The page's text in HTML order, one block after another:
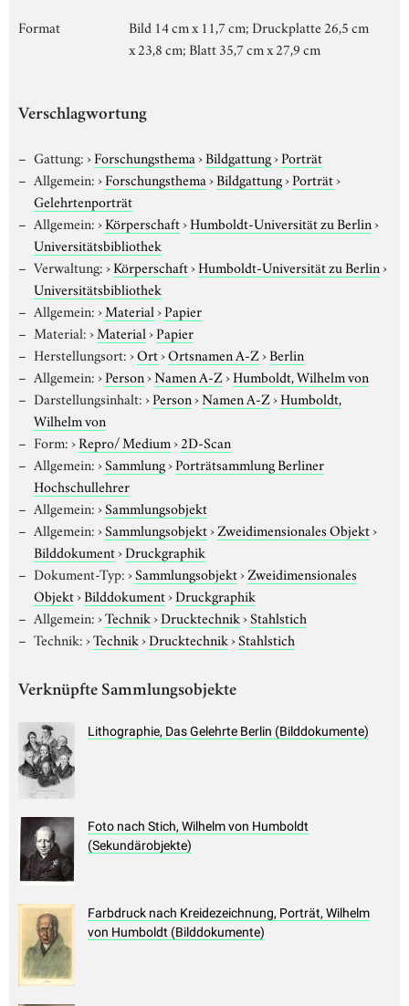
Format
Bild 14 cm x 11,7 cm; Druckplatte 26,5 cm
x 23,8 cm; Blatt 35,7 cm x 27,9 cm
Verschlagwortung
Gattung:›Forschungsthema›Bildgattung›Porträt
Allgemein:›Forschungsthema›Bildgattung›Porträt›
Gelehrtenporträt
Allgemein:›Körperschaft›Humboldt-Universität zu Berlin›
Universitätsbibliothek
Verwaltung:›Körperschaft›Humboldt-Universität zu Berlin›
Universitätsbibliothek
Allgemein:›Material›Papier
Material:›Material›Papier
Herstellungsort:›Ort›Ortsnamen A-Z›Berlin
Allgemein:›Person›Namen A-Z›Humboldt, Wilhelm von
Darstellungsinhalt:›Person›Namen A-Z›Humboldt,
Wilhelm von
Form:›Repro/ Medium›2D-Scan
Allgemein:›Sammlung›Porträtsammlung Berliner
Hochschullehrer
Allgemein:›Sammlungsobjekt
Allgemein:›Sammlungsobjekt›Zweidimensionales Objekt›
Bilddokument›Druckgraphik
Dokument-Typ:›Sammlungsobjekt›Zweidimensionales
Objekt›Bilddokument›Druckgraphik
Allgemein:›Technik›Drucktechnik›Stahlstich
Technik:›Technik›Drucktechnik›Stahlstich
Verknüpfte Sammlungsobjekte
Lithographie, Das Gelehrte Berlin (Bilddokumente)
Foto nach Stich, Wilhelm von Humboldt
(Sekundärobjekte)
Farbdruck nach Kreidezeichnung, Porträt, Wilhelm
von Humboldt (Bilddokumente)